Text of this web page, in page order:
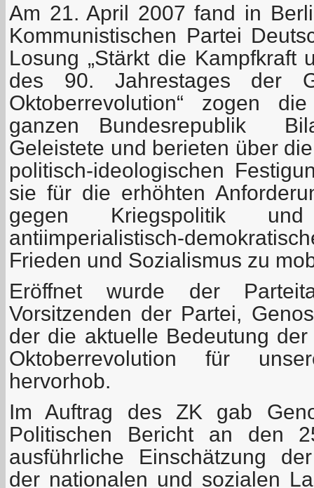
Am 21. April 2007 fand in
Kommunistischen Partei
Losung „Stärkt die Kampfkraft
des 90. Jahrestages der
Oktoberrevolution“ zogen
ganzen Bundesrepublik
Geleistete und berieten über
politisch-ideologischen
sie für die erhöhten
gegen Kriegspolitik
antiimperialistisch-
Frieden und Sozialismus zu
Eröffnet wurde der
Vorsitzenden der Partei,
der die aktuelle Bedeutung
Oktoberrevolution für
hervorhob.
Im Auftrag des ZK gab
Politischen Bericht an den
ausführliche Einschätzung
der nationalen und sozialen